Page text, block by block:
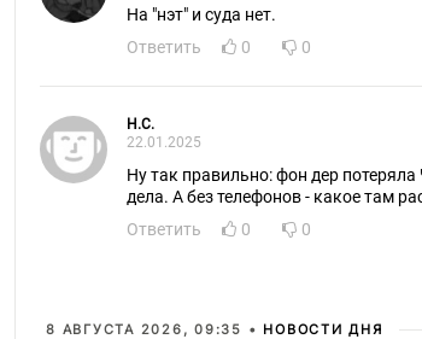
На "нэт" и суда нет.
Ответить
0 0
H.C.
22.01.2025
Ну так правильно: фон дер
дела. А без телефонов - какое там
Ответить
0 0
8 АВГУСТА 2026, 09:35 • НОВОСТИ ДНЯ